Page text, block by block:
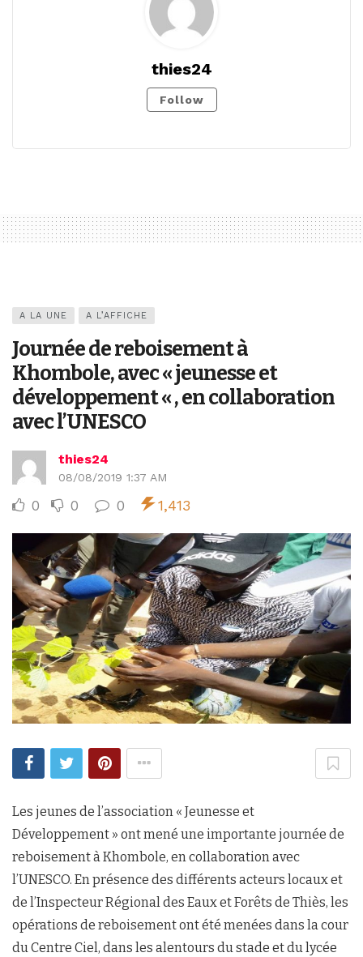
thies24
Follow
A LA UNE A L’AFFICHE
Journée de reboisement à
Khombole, avec « jeunesse et
développement « , en collaboration
avec l’UNESCO
thies24
08/08/2019 1:37 AM
0 0 0 1,413
Les jeunes de l’association « Jeunesse et
Développement » ont mené une importante journée de
reboisement à Khombole, en collaboration avec
l’UNESCO. En présence des différents acteurs locaux et
de l’Inspecteur Régional des Eaux et Forêts de Thiès, les
opérations de reboisement ont été menées dans la cour
du Centre Ciel, dans les alentours du stade et du lycée